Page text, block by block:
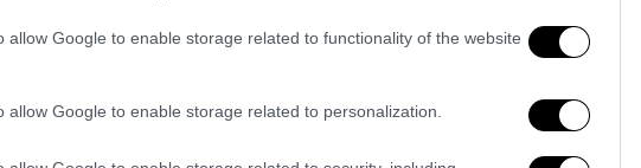
allow Google to enable storage related to functionality of the website
allow Google to enable storage related to personalization.